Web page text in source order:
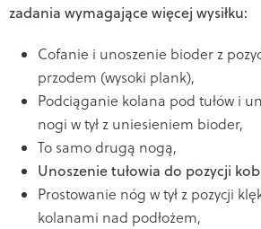
zadania wymagające więcej wysiłku:
Cofanie i unoszenie bioder z
przodem (wysoki plank),
Podciąganie kolana pod tułów i
nogi w tył z uniesieniem bioder,
To samo drugą nogą,
Unoszenie tułowia do pozycji
Prostowanie nóg w tył z pozycji
kolanami nad podłożem,